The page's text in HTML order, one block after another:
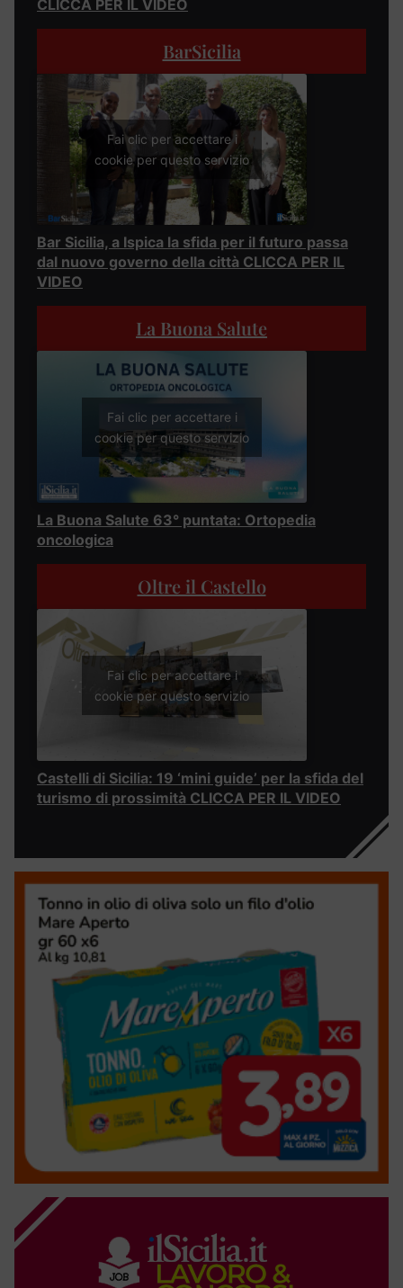
CLICCA PER IL VIDEO
BarSicilia
Fai clic per accettare i
cookie per questo servizio
Bar Sicilia, a Ispica la sfida per il futuro passa
dal nuovo governo della città CLICCA PER IL
VIDEO
La Buona Salute
Fai clic per accettare i
cookie per questo servizio
La Buona Salute 63° puntata: Ortopedia
oncologica
Oltre il Castello
Fai clic per accettare i
cookie per questo servizio
Castelli di Sicilia: 19 ‘mini guide’ per la sfida del
turismo di prossimità CLICCA PER IL VIDEO